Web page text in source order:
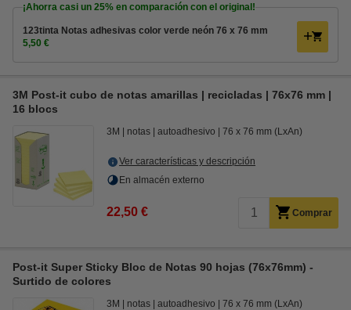
¡Ahorra casi un 25% en comparación con el original!
123tinta Notas adhesivas color verde neón 76 x 76 mm
5,50 €
3M Post-it cubo de notas amarillas | recicladas | 76x76 mm |
16 blocs
3M notas autoadhesivo 76 x 76 mm (LxAn)
Ver características y descripción
En almacén externo
22,50 € Comprar
Post-it Super Sticky Bloc de Notas 90 hojas (76x76mm) -
Surtido de colores
3M notas autoadhesivo 76 x 76 mm (LxAn)